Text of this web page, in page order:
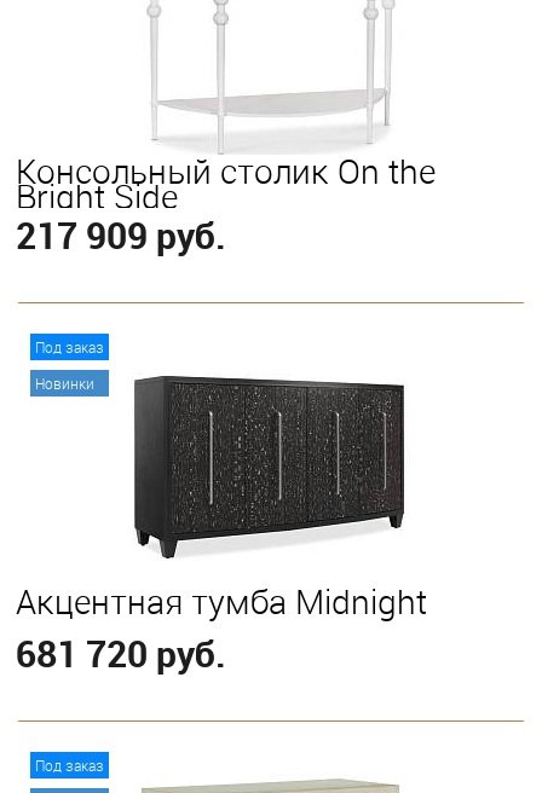
Консольный столик On the
Bright Side
217 909 руб.
Под заказ
Новинки
Акцентная тумба Midnight
681 720 руб.
Под заказ